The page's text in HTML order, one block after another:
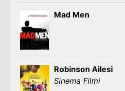
Mad Men
Robinson Ailesi
Sinema Filmi